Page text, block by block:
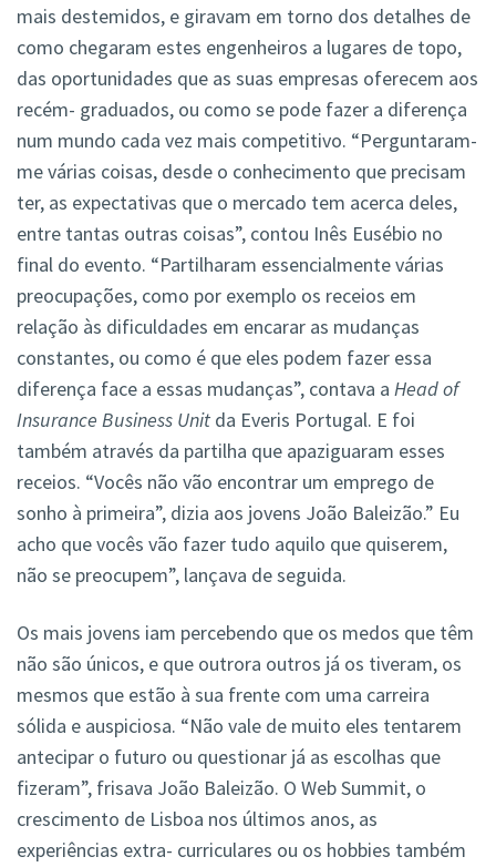
mais destemidos, e giravam em torno dos detalhes de
como chegaram estes engenheiros a lugares de topo,
das oportunidades que as suas empresas oferecem aos
recém- graduados, ou como se pode fazer a diferença
num mundo cada vez mais competitivo. “Perguntaram-
me várias coisas, desde o conhecimento que precisam
ter, as expectativas que o mercado tem acerca deles,
entre tantas outras coisas”, contou Inês Eusébio no
final do evento. “Partilharam essencialmente várias
preocupações, como por exemplo os receios em
relação às dificuldades em encarar as mudanças
constantes, ou como é que eles podem fazer essa
diferença face a essas mudanças”, contava a Head of
Insurance Business Unit da Everis Portugal. E foi
também através da partilha que apaziguaram esses
receios. “Vocês não vão encontrar um emprego de
sonho à primeira”, dizia aos jovens João Baleizão.” Eu
acho que vocês vão fazer tudo aquilo que quiserem,
não se preocupem”, lançava de seguida.
Os mais jovens iam percebendo que os medos que têm
não são únicos, e que outrora outros já os tiveram, os
mesmos que estão à sua frente com uma carreira
sólida e auspiciosa. “Não vale de muito eles tentarem
antecipar o futuro ou questionar já as escolhas que
fizeram”, frisava João Baleizão. O Web Summit, o
crescimento de Lisboa nos últimos anos, as
experiências extra- curriculares ou os hobbies também